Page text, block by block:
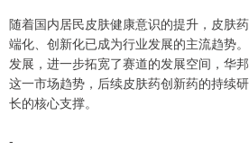
随着国内居民皮肤健康意识的提升，皮肤
端化、创新化已成为行业发展的主流趋势
发展，进一步拓宽了赛道的发展空间，华
这一市场趋势，后续皮肤药创新药的持续
长的核心支撑。
-